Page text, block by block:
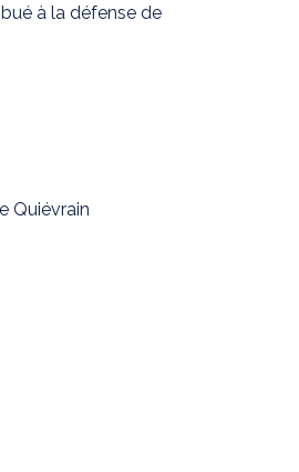
à la défense de
Quiévrain